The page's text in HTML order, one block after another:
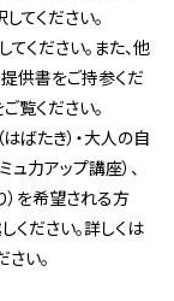
てください。
ください。また、他
供書をご持参くだ
覧ください。
ばたき）・大人の自
力アップ講座）、
を希望される方
ください。詳しくは
い。